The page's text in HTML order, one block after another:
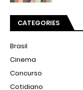
CATEGORIES
Brasil
Cinema
Concurso
Cotidiano